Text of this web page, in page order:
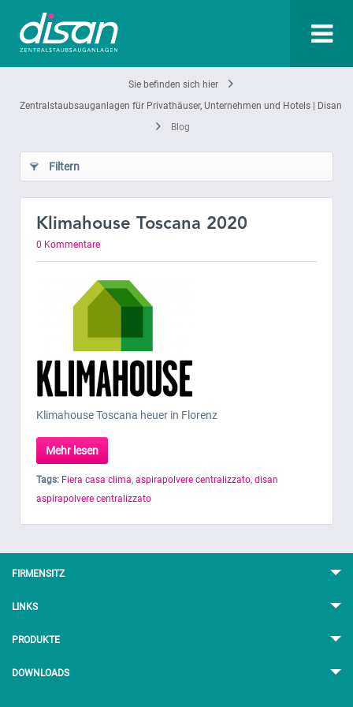
Sie befinden sich hier
Zentralstaubsauganlagen für Privathäuser, Unternehmen und Hotels | Disan
Blog
Filtern
Klimahouse Toscana 2020
0 Kommentare
Klimahouse Toscana heuer in Florenz
Mehr lesen
Tags: Fiera casa clima, aspirapolvere centralizzato, disan
aspirapolvere centralizzato
FIRMENSITZ
LINKS
PRODUKTE
DOWNLOADS